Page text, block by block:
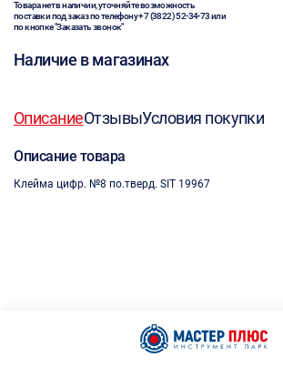
Товара нет в наличии, уточняйте возможность
поставки под заказ по телефону+7 (3822) 52-34-73или
по кнопке "Заказать звонок"
Наличие в магазинах
ОписаниеОтзывыУсловия покупки
Описание товара
Клейма цифр. №8 по.тверд. SIT 19967